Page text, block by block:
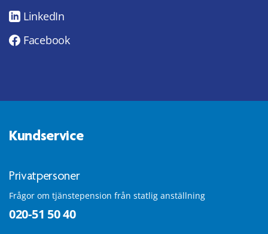
LinkedIn
Facebook
Kundservice
Privatpersoner
Frågor om tjänstepension från statlig anställning
020-51 50 40